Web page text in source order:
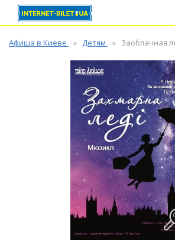
Афиша в Киеве Детям Заоблачная